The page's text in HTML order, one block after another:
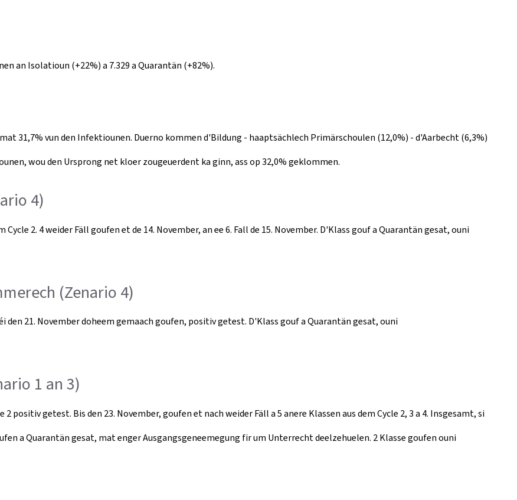
an Isolatioun (+22%) a 7.329 a Quarantän (+82%).
31,7% vun den Infektiounen. Duerno kommen d'Bildung - haaptsächlech Primärschoulen (12,0%) - d'Aarbecht (6,3%)
wou den Ursprong net kloer zougeuerdent ka ginn, ass op 32,0% geklommen.
4)
2. 4 weider Fäll goufen et de 14. November, an ee 6. Fall de 15. November. D'Klass gouf a Quarantän gesat, ouni
(Zenario 4)
den 21. November doheem gemaach goufen, positiv getest. D'Klass gouf a Quarantän gesat, ouni
1 an 3)
2 positiv getest. Bis den 23. November, goufen et nach weider Fäll a 5 anere Klassen aus dem Cycle 2, 3 a 4. Insgesamt, si
a Quarantän gesat, mat enger Ausgangsgeneemegung fir um Unterrecht deelzehuelen. 2 Klasse goufen ouni